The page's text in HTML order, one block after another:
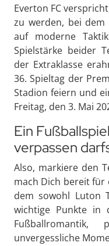
Everton FC
zu werden, bei dem
auf moderne
Spielstärke beider
der Extraklasse
36. Spieltag der
Stadion feiern und
Freitag, den 3. Mai
Ein
verpassen
Also, markiere den
mach Dich bereit für
dem sowohl Luton
wichtige Punkte in
Fußballromantik,
unvergessliche